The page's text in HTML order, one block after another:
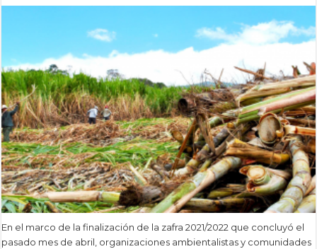
En el marco de la finalización de la zafra 2021/2022 que concluyó el
pasado mes de abril, organizaciones ambientalistas y comunidades